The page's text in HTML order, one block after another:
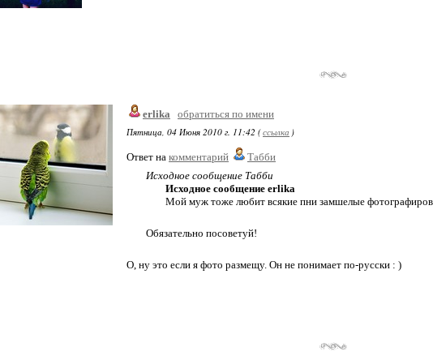
erlika
обратиться по имени
Пятница, 04 Июня 2010 г. 11:42 (ссылка )
Ответ на комментарий
Табби
Исходное сообщение Табби
Исходное сообщение erlika
Мой муж тоже любит всякие пни замшелые
Обязательно посоветуй!
О, ну это если я фото размещу. Он не понимает по-русски : )